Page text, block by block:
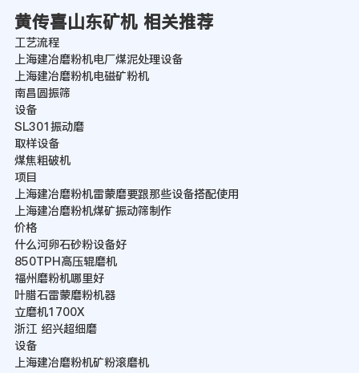
黄传喜山东矿机 相关推荐
工艺流程
上海建冶磨粉机电厂煤泥处理设备
上海建冶磨粉机电磁矿粉机
南昌圆振筛
设备
SL301振动磨
取样设备
煤焦粗破机
项目
上海建冶磨粉机雷蒙磨要跟那些设备搭配使用
上海建冶磨粉机煤矿振动筛制作
价格
什么河卵石砂粉设备好
850TPH高压辊磨机
福州磨粉机哪里好
叶腊石雷蒙磨粉机器
立磨机1700X
浙江 绍兴超细磨
设备
上海建冶磨粉机矿粉滚磨机